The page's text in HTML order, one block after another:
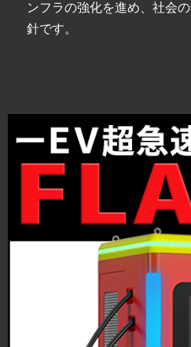
ンフラの強化を進め、社会
針です。